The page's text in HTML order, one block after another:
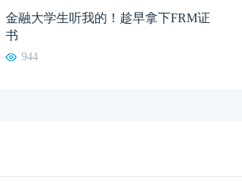
金融大学生听我的！趁早拿下FRM证
书
944